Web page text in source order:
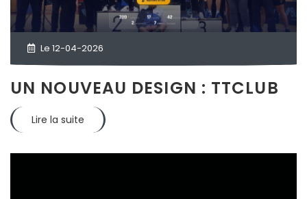
Le 12-04-2026
UN NOUVEAU DESIGN : TTCLUB
Lire la suite